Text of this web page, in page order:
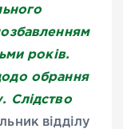
років.
обрання
Слідство
відділу